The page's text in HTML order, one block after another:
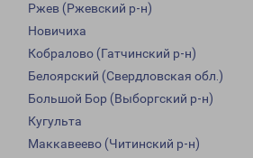
Ржев (Ржевский р-н)
Новичиха
Кобралово (Гатчинский р-н)
Белоярский (Свердловская обл.)
Большой Бор (Выборгский р-н)
Кугульта
Маккавеево (Читинский р-н)